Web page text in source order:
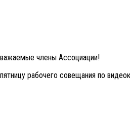
члены Ассоциации!
рабочего совещания по